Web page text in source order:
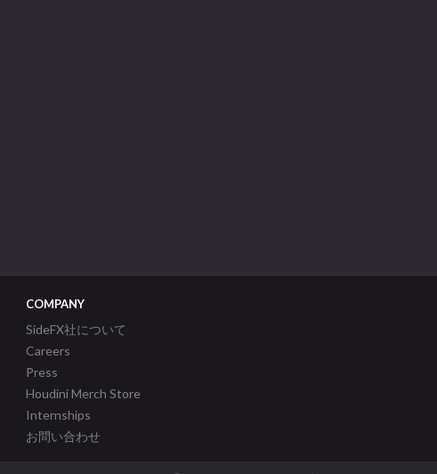
COMPANY
SideFX社について
Careers
Press
Houdini Merch Store
Internships
お問い合わせ